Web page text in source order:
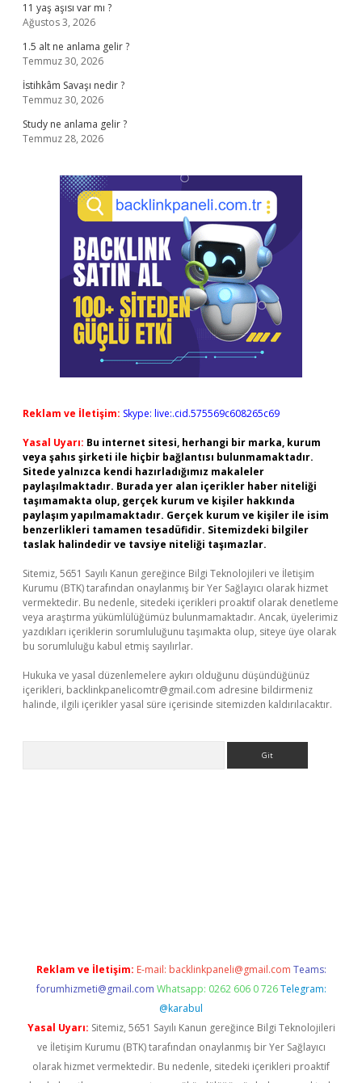
11 yaş aşısı var mı ?
Ağustos 3, 2026
1.5 alt ne anlama gelir ?
Temmuz 30, 2026
İstihkâm Savaşı nedir ?
Temmuz 30, 2026
Study ne anlama gelir ?
Temmuz 28, 2026
Reklam ve İletişim: Skype: live:.cid.575569c608265c69
Yasal Uyarı: Bu internet sitesi, herhangi bir marka, kurum
veya şahıs şirketi ile hiçbir bağlantısı bulunmamaktadır.
Sitede yalnızca kendi hazırladığımız makaleler
paylaşılmaktadır. Burada yer alan içerikler haber niteliği
taşımamakta olup, gerçek kurum ve kişiler hakkında
paylaşım yapılmamaktadır. Gerçek kurum ve kişiler ile isim
benzerlikleri tamamen tesadüfidir. Sitemizdeki bilgiler
taslak halindedir ve tavsiye niteliği taşımazlar.
Sitemiz, 5651 Sayılı Kanun gereğince Bilgi Teknolojileri ve İletişim
Kurumu (BTK) tarafından onaylanmış bir Yer Sağlayıcı olarak hizmet
vermektedir. Bu nedenle, sitedeki içerikleri proaktif olarak denetleme
veya araştırma yükümlülüğümüz bulunmamaktadır. Ancak, üyelerimiz
yazdıkları içeriklerin sorumluluğunu taşımakta olup, siteye üye olarak
bu sorumluluğu kabul etmiş sayılırlar.
Hukuka ve yasal düzenlemelere aykırı olduğunu düşündüğünüz
içerikleri, backlinkpanelicomtr@gmail.com adresine bildirmeniz
halinde, ilgili içerikler yasal süre içerisinde sitemizden kaldırılacaktır.
Reklam ve İletişim: E-mail: backlinkpaneli@gmail.com Teams:
forumhizmeti@gmail.com Whatsapp: 0262 606 0 726 Telegram:
@karabul
Yasal Uyarı: Sitemiz, 5651 Sayılı Kanun gereğince Bilgi Teknolojileri
ve İletişim Kurumu (BTK) tarafından onaylanmış bir Yer Sağlayıcı
olarak hizmet vermektedir. Bu nedenle, sitedeki içerikleri proaktif